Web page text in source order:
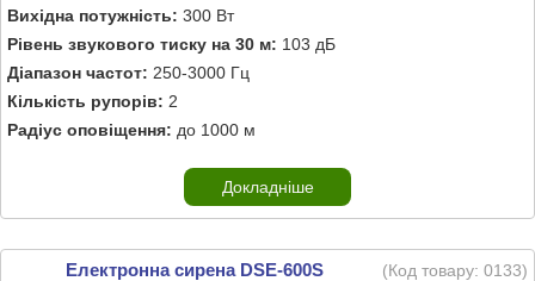
Вихідна потужність: 300 Вт
Рівень звукового тиску на 30 м: 103 дБ
Діапазон частот: 250-3000 Гц
Кількість рупорів: 2
Радіус оповіщення: до 1000 м
Докладніше
Електронна сирена DSE-600S (Код товару: 0133)